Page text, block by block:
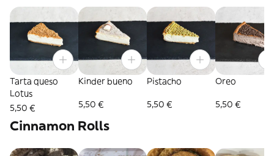
Tarta queso
Lotus
5,50 €
Kinder bueno
5,50 €
Pistacho
5,50 €
Oreo
5,50 €
Cinnamon Rolls